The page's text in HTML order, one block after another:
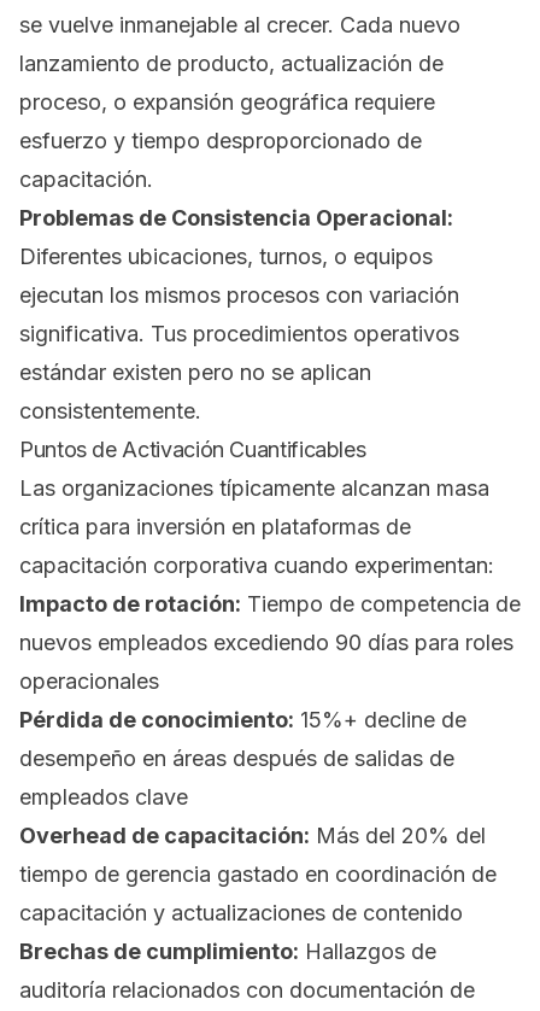
se vuelve inmanejable al crecer. Cada nuevo
lanzamiento de producto, actualización de
proceso, o expansión geográfica requiere
esfuerzo y tiempo desproporcionado de
capacitación.
Problemas de Consistencia Operacional:
Diferentes ubicaciones, turnos, o equipos
ejecutan los mismos procesos con variación
significativa. Tus procedimientos operativos
estándar existen pero no se aplican
consistentemente.
Puntos de Activación Cuantificables
Las organizaciones típicamente alcanzan masa
crítica para inversión en plataformas de
capacitación corporativa cuando experimentan:
Impacto de rotación: Tiempo de competencia de
nuevos empleados excediendo 90 días para roles
operacionales
Pérdida de conocimiento: 15%+ decline de
desempeño en áreas después de salidas de
empleados clave
Overhead de capacitación: Más del 20% del
tiempo de gerencia gastado en coordinación de
capacitación y actualizaciones de contenido
Brechas de cumplimiento: Hallazgos de
auditoría relacionados con documentación de